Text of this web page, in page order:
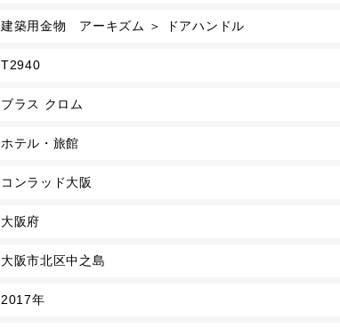
建築用金物 アーキズム ＞ ドアハンドル
T2940
ブラス クロム
ホテル・旅館
コンラッド大阪
大阪府
大阪市北区中之島
2017年